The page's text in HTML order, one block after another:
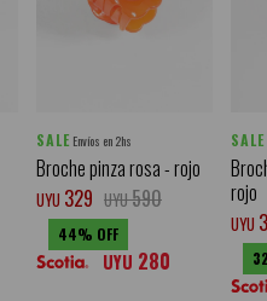
SALE Envíos en 2hs
Broche pinza rosa - rojo
UYU 329 UYU590
44
UYU 280
SALE
rojo
UYU
32